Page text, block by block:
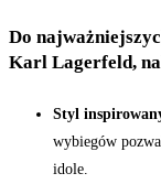
Do
Karl Lagerfeld,
Styl
wybiegów
idole.